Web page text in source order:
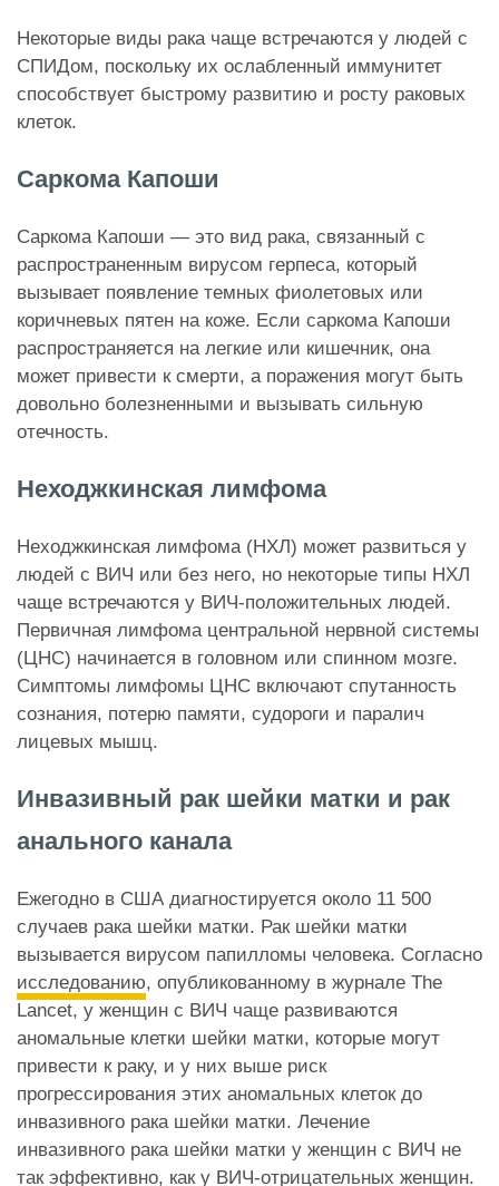
Некоторые виды рака чаще встречаются у людей с
СПИДом, поскольку их ослабленный иммунитет
способствует быстрому развитию и росту раковых
клеток.
Саркома Капоши
Саркома Капоши — это вид рака, связанный с
распространенным вирусом герпеса, который
вызывает появление темных фиолетовых или
коричневых пятен на коже. Если саркома Капоши
распространяется на легкие или кишечник, она
может привести к смерти, а поражения могут быть
довольно болезненными и вызывать сильную
отечность.
Неходжкинская лимфома
Неходжкинская лимфома (НХЛ) может развиться у
людей с ВИЧ или без него, но некоторые типы НХЛ
чаще встречаются у ВИЧ-положительных людей.
Первичная лимфома центральной нервной системы
(ЦНС) начинается в головном или спинном мозге.
Симптомы лимфомы ЦНС включают спутанность
сознания, потерю памяти, судороги и паралич
лицевых мышц.
Инвазивный рак шейки матки и рак
анального канала
Ежегодно в США диагностируется около 11 500
случаев рака шейки матки. Рак шейки матки
вызывается вирусом папилломы человека. Согласно
исследованию, опубликованному в журнале The
Lancet, у женщин с ВИЧ чаще развиваются
аномальные клетки шейки матки, которые могут
привести к раку, и у них выше риск
прогрессирования этих аномальных клеток до
инвазивного рака шейки матки. Лечение
инвазивного рака шейки матки у женщин с ВИЧ не
так эффективно, как у ВИЧ-отрицательных женщин.